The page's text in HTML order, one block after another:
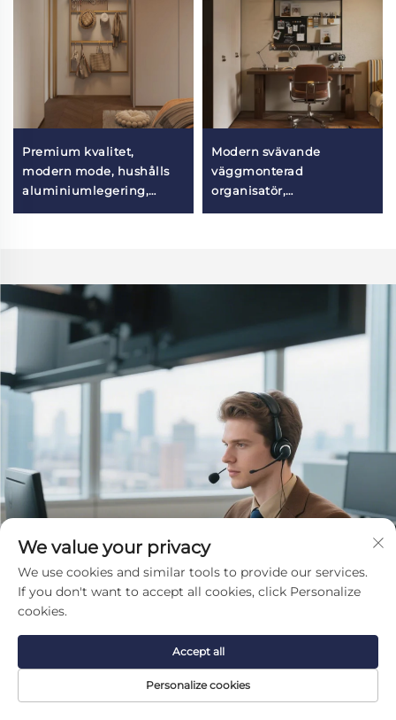
Premium kvalitet,
modern mode, hushålls
aluminiumlegering,
Modern svävande
väggmonterad
organisatör,
We value your privacy
We use cookies and similar tools to provide our services.
If you don't want to accept all cookies, click Personalize
cookies.
Personalize cookies
Accept all